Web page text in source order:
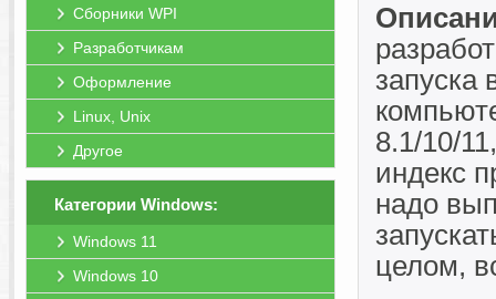
Сборники WPI
Разработчикам
Оформление
Linux, Unix
Другое
Категории Windows:
Windows 11
Windows 10
запуска
8.1/10/
индекс
надо
целом,